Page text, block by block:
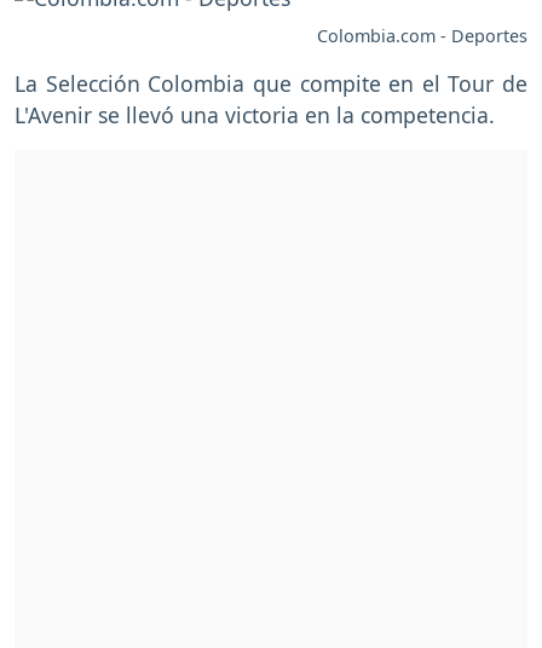
Colombia.com - Deportes
La Selección Colombia que compite en el Tour de
L'Avenir se llevó una victoria en la competencia.